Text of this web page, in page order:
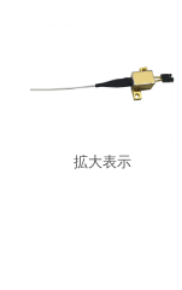
拡大表示